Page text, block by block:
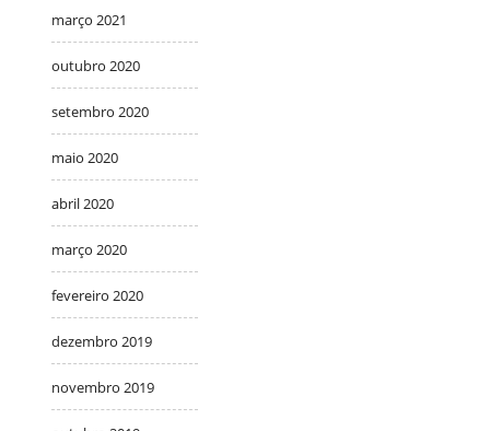
março 2021
outubro 2020
setembro 2020
maio 2020
abril 2020
março 2020
fevereiro 2020
dezembro 2019
novembro 2019